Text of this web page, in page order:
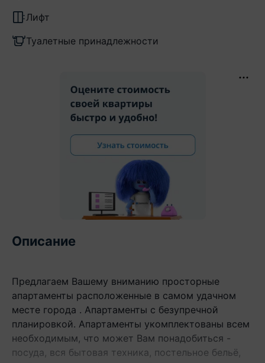
Лифт
Туалетные принадлежности
Описание
Предлагаем Вашему вниманию просторные
апартаменты расположенные в самом удачном
месте города . Апартаменты с безупречной
планировкой. Апартаменты укомплектованы всем
необходимым, что может Вам понадобиться -
посуда, вся бытовая техника, постельное бельё,